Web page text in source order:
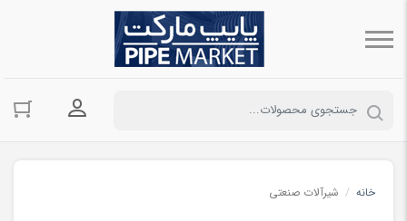
ورود به
خانه / شیرآلات صنعتی